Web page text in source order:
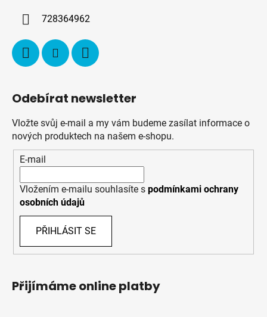
728364962
Odebírat newsletter
Vložte svůj e-mail a my vám budeme zasílat informace o
nových produktech na našem e-shopu.
E-mail
Vložením e-mailu souhlasíte s podmínkami ochrany
osobních údajů
PŘIHLÁSIT SE
Přijímáme online platby